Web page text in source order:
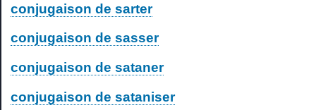
conjugaison de sarter
conjugaison de sasser
conjugaison de sataner
conjugaison de sataniser